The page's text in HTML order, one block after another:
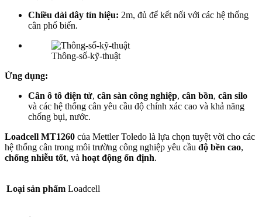
Chiều dài dây tín hiệu: 2m, đủ để kết nối với các hệ thống
cân phổ biến.
Thông-số-kỹ-thuật
Ứng dụng:
Cân ô tô điện tử, cân sàn công nghiệp, cân bồn, cân silo
và các hệ thống cân yêu cầu độ chính xác cao và khả năng
chống bụi, nước.
Loadcell MT1260 của Mettler Toledo là lựa chọn tuyệt vời cho các
hệ thống cân trong môi trường công nghiệp yêu cầu độ bền cao,
chống nhiễu tốt, và hoạt động ổn định.
Loại sản phẩm Loadcell